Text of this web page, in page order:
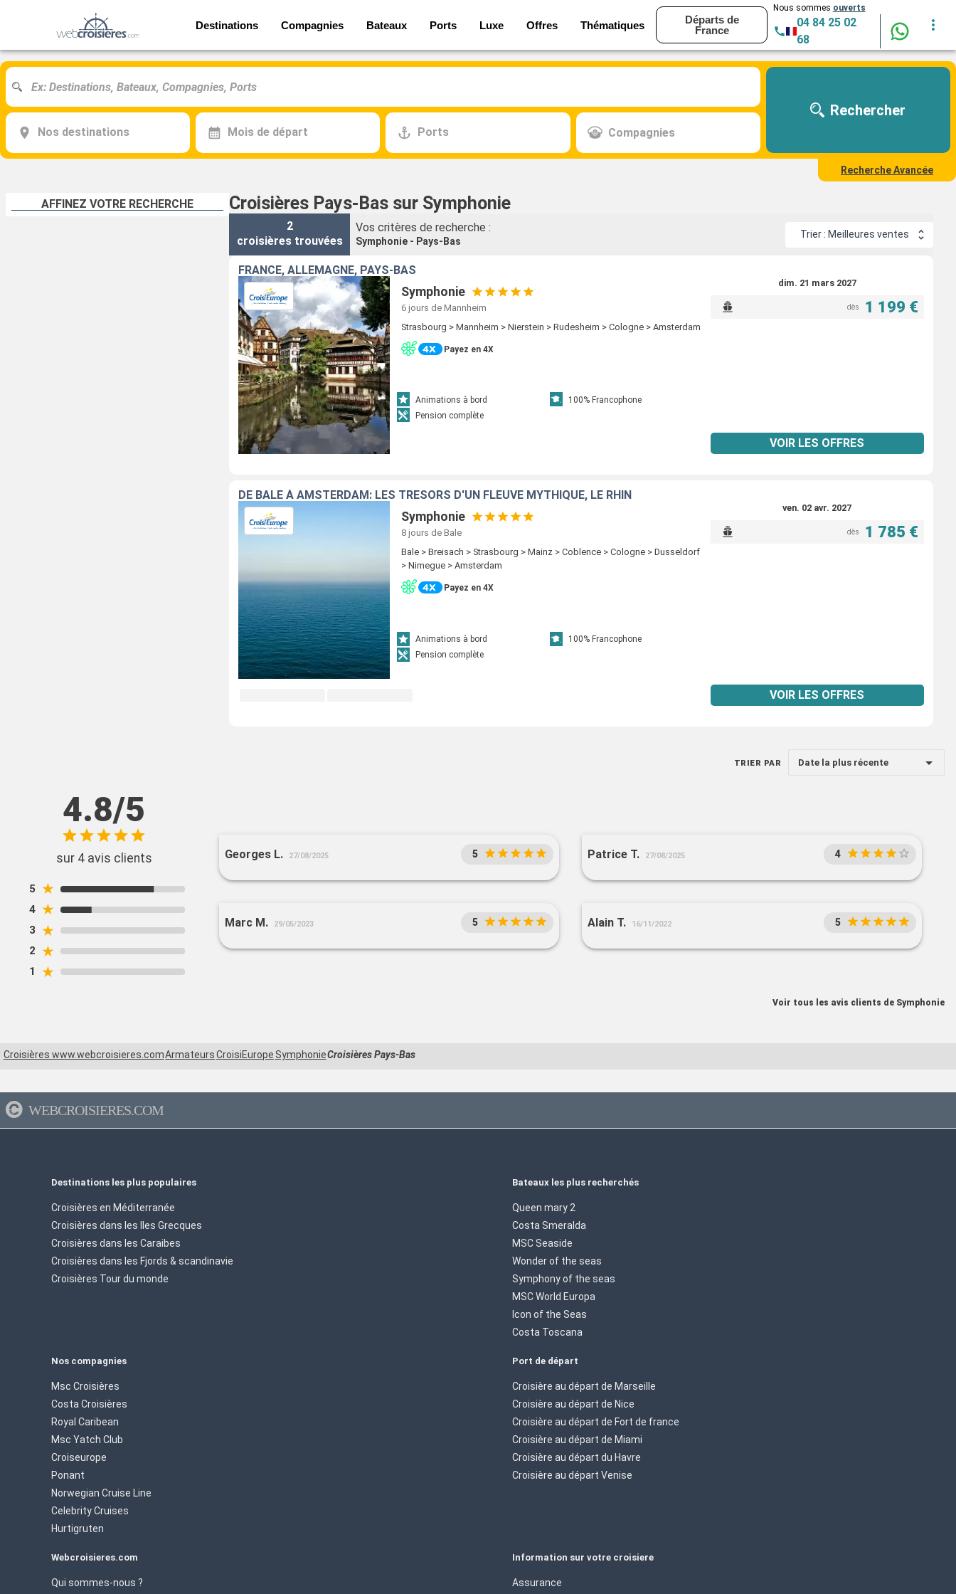
Destinations Compagnies Bateaux Ports Luxe Offres Thématiques
Départs de
France
Nous sommes ouverts
04 84 25 02
68
Nos destinations Mois de départ Ports Compagnies
Rechercher
Recherche Avancée
AFFINEZ VOTRE RECHERCHE Croisières Pays-Bas sur Symphonie
2
croisières trouvées
Vos critères de recherche :
Symphonie - Pays-Bas
Trier : Meilleures ventes
FRANCE, ALLEMAGNE, PAYS-BAS
Symphonie
6 jours de Mannheim
Strasbourg > Mannheim > Nierstein > Rudesheim > Cologne > Amsterdam
Payez en 4X
Animations à bord
100% Francophone
Pension complète
dim. 21 mars 2027
dès 1 199 €
VOIR LES OFFRES
DE BÂLE À AMSTERDAM: LES TRÉSORS D'UN FLEUVE MYTHIQUE, LE RHIN
Symphonie
8 jours de Bale
Bale > Breisach > Strasbourg > Mainz > Coblence > Cologne > Dusseldorf
> Nimegue > Amsterdam
Payez en 4X
Animations à bord
100% Francophone
Pension complète
ven. 02 avr. 2027
dès 1 785 €
VOIR LES OFFRES
TRIER PAR Date la plus récente
4.8/5
sur 4 avis clients
5 ★
4 ★
3 ★
2 ★
1 ★
Georges L. 27/08/2025 5 Patrice T. 27/08/2025 4
Marc M. 29/05/2023 5 Alain T. 16/11/2022 5
Voir tous les avis clients de Symphonie
Croisières www.webcroisieres.comArmateursCroisiEurope SymphonieCroisières Pays-Bas
WEBCROISIERES.COM
Destinations les plus populaires
Croisières en Méditerranée
Croisières dans les Iles Grecques
Croisières dans les Caraibes
Croisières dans les Fjords & scandinavie
Croisières Tour du monde
Bateaux les plus recherchés
Queen mary 2
Costa Smeralda
MSC Seaside
Wonder of the seas
Symphony of the seas
MSC World Europa
Icon of the Seas
Costa Toscana
Nos compagnies
Msc Croisières
Costa Croisières
Royal Caribean
Msc Yatch Club
Croiseurope
Ponant
Norwegian Cruise Line
Celebrity Cruises
Hurtigruten
Port de départ
Croisière au départ de Marseille
Croisière au départ de Nice
Croisière au départ de Fort de france
Croisière au départ de Miami
Croisière au départ du Havre
Croisière au départ Venise
Webcroisieres.com
Qui sommes-nous ?
Information sur votre croisiere
Assurance